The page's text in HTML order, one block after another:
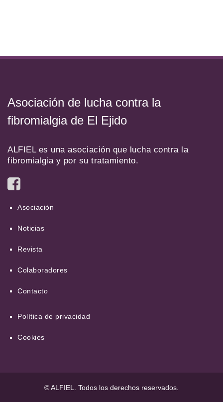
Asociación de lucha contra la
fibromialgia de El Ejido
ALFIEL es una asociación que lucha contra la
fibromialgia y por su tratamiento.
Asociación
Noticias
Revista
Colaboradores
Contacto
Política de privacidad
Cookies
© ALFIEL. Todos los derechos reservados.